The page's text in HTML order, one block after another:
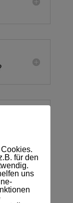
für den
uns